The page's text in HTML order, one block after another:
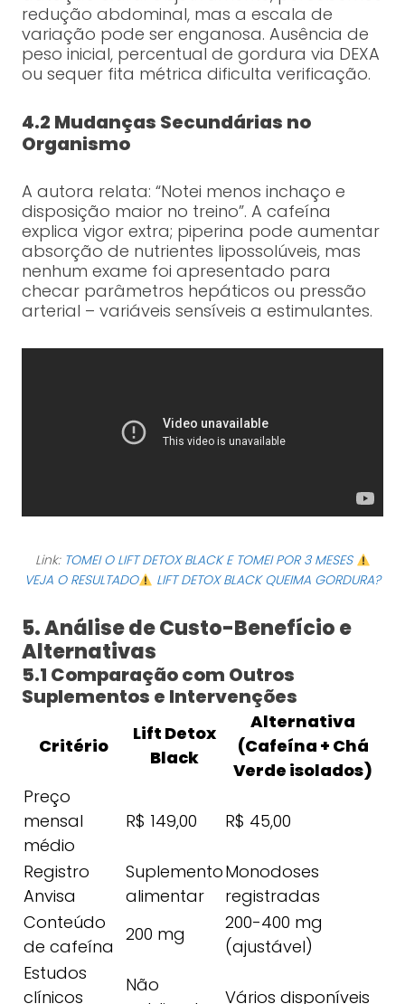
redução abdominal, mas a escala de
variação pode ser enganosa. Ausência de
peso inicial, percentual de gordura via DEXA
ou sequer fita métrica dificulta verificação.
4.2 Mudanças Secundárias no
Organismo
A autora relata: “Notei menos inchaço e
disposição maior no treino”. A cafeína
explica vigor extra; piperina pode aumentar
absorção de nutrientes lipossolúveis, mas
nenhum exame foi apresentado para
checar parâmetros hepáticos ou pressão
arterial – variáveis sensíveis a estimulantes.
Link: TOMEI O LIFT DETOX BLACK E TOMEI POR 3 MESES
VEJA O RESULTADO
LIFT DETOX BLACK QUEIMA GORDURA?
5. Análise de Custo-Benefício e
Alternativas
5.1 Comparação com Outros
Suplementos e Intervenções
Critério
Lift Detox
Black
Alternativa
(Cafeína + Chá
Verde isolados)
Preço
mensal
médio
R$ 149,00 R$ 45,00
Registro
Anvisa
Suplemento
alimentar
Monodoses
registradas
Conteúdo
de cafeína
200 mg
200-400 mg
(ajustável)
Estudos
clínicos
Não
Vários disponíveis